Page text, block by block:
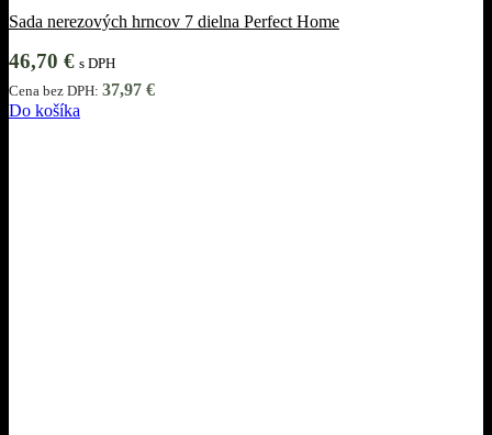
Sada nerezových hrncov 7 dielna Perfect Home
46,70 € s DPH
Cena bez DPH: 37,97 €
Do košíka